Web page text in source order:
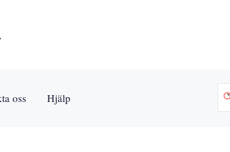
oss Hjälp